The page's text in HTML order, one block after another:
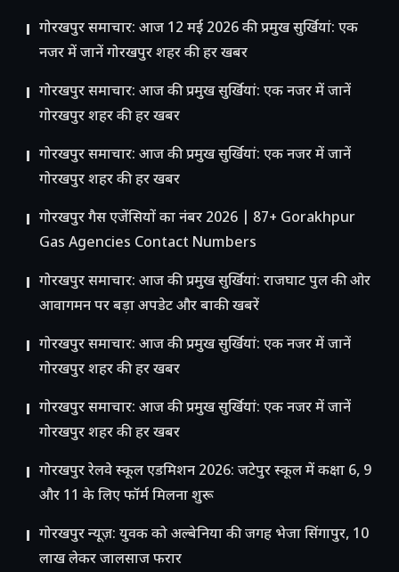
गोरखपुर समाचार: आज 12 मई 2026 की प्रमुख सुर्खियां: एक
नजर में जानें गोरखपुर शहर की हर खबर
गोरखपुर समाचार: आज की प्रमुख सुर्खियां: एक नजर में जानें
गोरखपुर शहर की हर खबर
गोरखपुर समाचार: आज की प्रमुख सुर्खियां: एक नजर में जानें
गोरखपुर शहर की हर खबर
गोरखपुर गैस एजेंसियों का नंबर 2026 | 87+ Gorakhpur
Gas Agencies Contact Numbers
गोरखपुर समाचार: आज की प्रमुख सुर्खियां: राजघाट पुल की ओर
आवागमन पर बड़ा अपडेट और बाकी खबरें
गोरखपुर समाचार: आज की प्रमुख सुर्खियां: एक नजर में जानें
गोरखपुर शहर की हर खबर
गोरखपुर समाचार: आज की प्रमुख सुर्खियां: एक नजर में जानें
गोरखपुर शहर की हर खबर
गोरखपुर रेलवे स्कूल एडमिशन 2026: जटेपुर स्कूल में कक्षा 6, 9
और 11 के लिए फॉर्म मिलना शुरू
गोरखपुर न्यूज़: युवक को अल्बेनिया की जगह भेजा सिंगापुर, 10
लाख लेकर जालसाज फरार